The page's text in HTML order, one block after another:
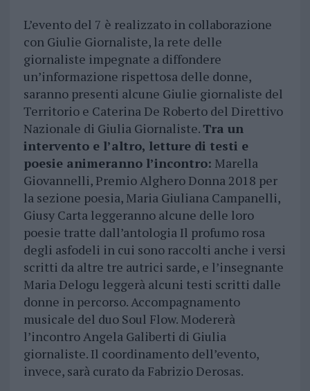
L’evento del 7 è realizzato in collaborazione
con Giulie Giornaliste, la rete delle
giornaliste impegnate a diffondere
un’informazione rispettosa delle donne,
saranno presenti alcune Giulie giornaliste del
Territorio e Caterina De Roberto del Direttivo
Nazionale di Giulia Giornaliste.Tra un
intervento e l’altro, letture di testi e
poesie animeranno l’incontro: Marella
Giovannelli, Premio Alghero Donna 2018 per
la sezione poesia, Maria Giuliana Campanelli,
Giusy Carta leggeranno alcune delle loro
poesie tratte dall’antologia Il profumo rosa
degli asfodeli in cui sono raccolti anche i versi
scritti da altre tre autrici sarde, e l’insegnante
Maria Delogu leggerà alcuni testi scritti dalle
donne in percorso. Accompagnamento
musicale del duo Soul Flow. Modererà
l’incontro Angela Galiberti di Giulia
giornaliste. Il coordinamento dell’evento,
invece, sarà curato da Fabrizio Derosas.